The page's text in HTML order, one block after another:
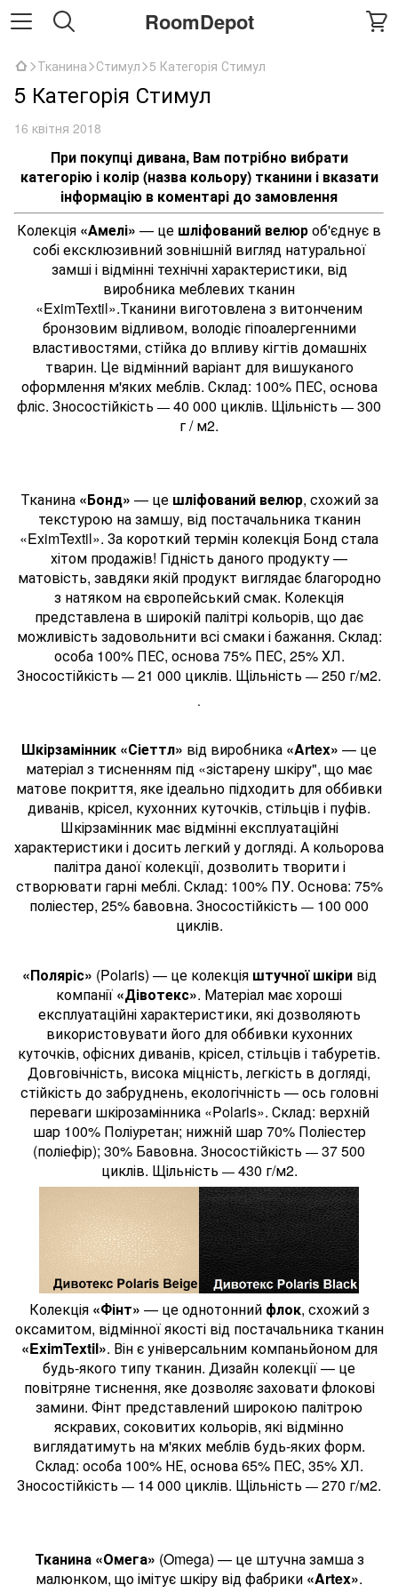
RoomDepot
Тканина Стимул 5 Категорія Стимул
5 Категорія Стимул
16 квітня 2018
При покупці дивана, Вам потрібно вибрати
категорію і колір (назва кольору) тканини і вказати
інформацію в коментарі до замовлення
Колекція «Амелі» — це шліфований велюроб'єднує в
собі ексклюзивний зовнішній вигляд натуральної
замші і відмінні технічні характеристики, від
виробника меблевих тканин
«EximTextil».Тканини виготовлена з витонченим
бронзовим відливом, володіє гіпоалергенними
властивостями, стійка до впливу кігтів домашніх
тварин. Це відмінний варіант для вишуканого
оформлення м'яких меблів. Склад: 100% ПЕС, основа
фліс. Зносостійкість — 40 000 циклів. Щільність — 300
г / м2.
Тканина «Бонд» — це шліфований велюр, схожий за
текстурою на замшу, від постачальника тканин
«EximTextil». За короткий термін колекція Бонд стала
хітом продажів! Гідність даного продукту —
матовість, завдяки якій продукт виглядає благородно
з натяком на європейський смак. Колекція
представлена в широкій палітрі кольорів, що дає
можливість задовольнити всі смаки і бажання. Склад:
особа 100% ПЕС, основа 75% ПЕС, 25% ХЛ.
Зносостійкість — 21 000 циклів. Щільність — 250 г/м2.
.
Шкірзамінник «Сіеттл» від виробника «Artex» — це
матеріал з тисненням під «зістарену шкіру", що має
матове покриття, яке ідеально підходить для оббивки
диванів, крісел, кухонних куточків, стільців і пуфів.
Шкірзамінник має відмінні експлуатаційні
характеристики і досить легкий у догляді. А кольорова
палітра даної колекції, дозволить творити і
створювати гарні меблі. Склад: 100% ПУ. Основа: 75%
поліестер, 25% бавовна. Зносостійкість — 100 000
циклів.
«Поляріс» (Polaris) — це колекція штучної шкіривід
компанії «Дівотекс». Матеріал має хороші
експлуатаційні характеристики, які дозволяють
використовувати його для оббивки кухонних
куточків, офісних диванів, крісел, стільців і табуретів.
Довговічність, висока міцність, легкість в догляді,
стійкість до забруднень, екологічність — ось головні
переваги шкірозамінника «Polaris». Склад: верхній
шар 100% Поліуретан; нижній шар 70% Поліестер
(поліефір); 30% Бавовна. Зносостійкість — 37 500
циклів. Щільність —430 г/м2.
Колекція «Фінт» — це однотонний флок, схожий з
оксамитом, відмінної якості від постачальника тканин
«EximTextil». Він є універсальним компаньйоном для
будь-якого типу тканин. Дизайн колекції — це
повітряне тиснення, яке дозволяє заховати флокові
замини. Фінт представлений широкою палітрою
яскравих, соковитих кольорів, які відмінно
виглядатимуть на м'яких меблів будь-яких форм.
Склад: особа 100% НЕ, основа 65% ПЕС, 35% ХЛ.
Зносостійкість — 14 000 циклів. Щільність — 270 г/м2.
Тканина «Омега» (Omega) — це штучна замша з
малюнком, що імітує шкіру від фабрики «Artex».